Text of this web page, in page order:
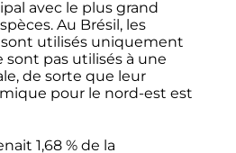
avec le plus grand
Au Brésil, les
utilisés uniquement
sont pas utilisés à une
de sorte que leur
pour le nord-est est
1,68 % de la